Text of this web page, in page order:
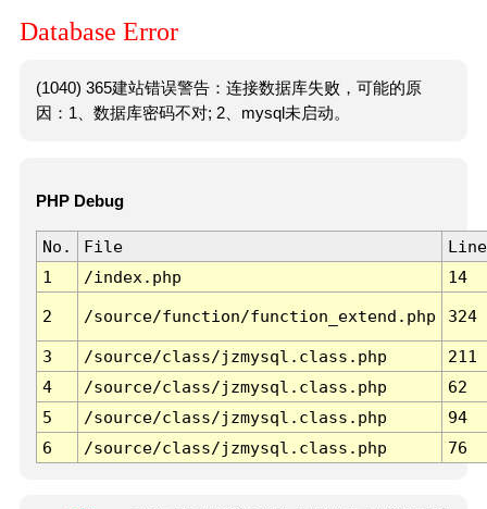
Database Error
(1040) 365建站错误警告：连接数据库失败，可能的原
因：1、数据库密码不对; 2、mysql未启动。
PHP Debug
No. File
Line
1
/index.php 14
2 /source/function/function_extend.php 324
3 /source/class/jzmysql.class.php
211
4
/source/class/jzmysql.class.php
62
5
/source/class/jzmysql.class.php
94
6
/source/class/jzmysql.class.php 76